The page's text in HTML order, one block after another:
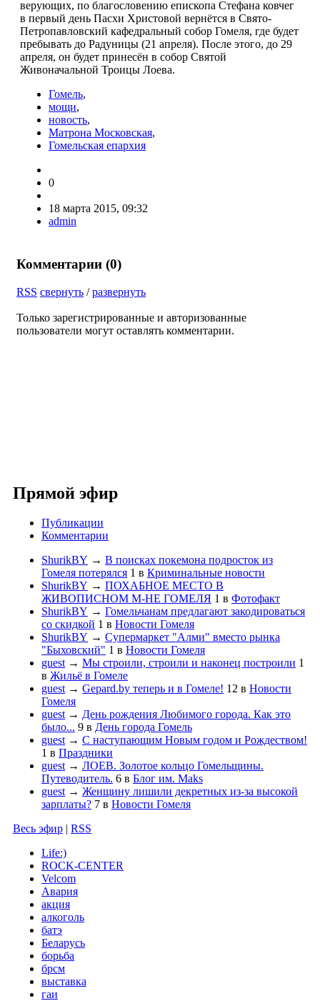
верующих, по благословению епископа Стефана ковчег
в первый день Пасхи Христовой вернётся в Свято-
Петропавловский кафедральный собор Гомеля, где будет
пребывать до Радуницы (21 апреля). После этого, до 29
апреля, он будет принесён в собор Святой
Живоначальной Троицы Лоева.
Гомель,
мощи,
новость,
Матрона Московская,
Гомельская епархия
0
18 марта 2015, 09:32
admin
Комментарии (0)
RSS свернуть /развернуть
Только зарегистрированные и авторизованные
пользователи могут оставлять комментарии.
Прямой эфир
Публикации
Комментарии
ShurikBY → В поисках покемона подросток из
Гомеля потерялся 1 в Криминальные новости
ShurikBY → ПОХАБНОЕ МЕСТО В
ЖИВОПИСНОМ М-НЕ ГОМЕЛЯ 1 в Фотофакт
ShurikBY → Гомельчанам предлагают закодироваться
со скидкой 1 в Новости Гомеля
ShurikBY → Супермаркет "Алми" вместо рынка
"Быховский" 1 в Новости Гомеля
guest→ Мы строили, строили и наконец построили 1
в Жильё в Гомеле
guest→ Gepard.by теперь и в Гомеле! 12 в Новости
Гомеля
guest→ День рождения Любимого города. Как это
было... 9 в День города Гомель
guest→ С наступающим Новым годом и Рождеством!
1 в Праздники
guest→ ЛОЕВ. Золотое кольцо Гомельщины.
Путеводитель. 6 в Блог им. Maks
guest→ Женщину лишили декретных из-за высокой
зарплаты? 7 в Новости Гомеля
Весь эфир | RSS
Life:)
ROCK-CENTER
Velcom
Авария
акция
алкоголь
батэ
Беларусь
борьба
брсм
выставка
гаи